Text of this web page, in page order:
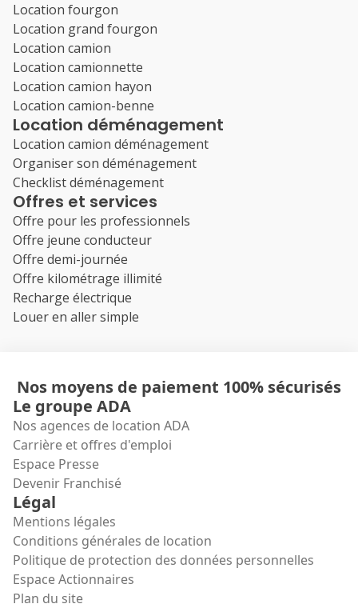
Location fourgon
Location grand fourgon
Location camion
Location camionnette
Location camion hayon
Location camion-benne
Location déménagement
Location camion déménagement
Organiser son déménagement
Checklist déménagement
Offres et services
Offre pour les professionnels
Offre jeune conducteur
Offre demi-journée
Offre kilométrage illimité
Recharge électrique
Louer en aller simple
Nos moyens de paiement 100% sécurisés
Le groupe ADA
Nos agences de location ADA
Carrière et offres d'emploi
Espace Presse
Devenir Franchisé
Légal
Mentions légales
Conditions générales de location
Politique de protection des données personnelles
Espace Actionnaires
Plan du site